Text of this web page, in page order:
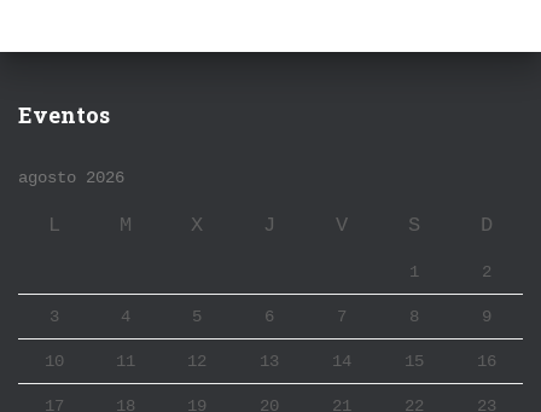
Eventos
agosto 2026
L M X J V S D
1 2
3 4 5 6 7 8 9
10 11 12 13 14 15 16
17 18 19 20 21 22 23